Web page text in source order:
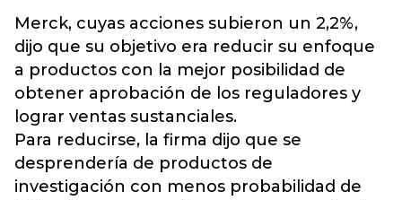
Merck, cuyas acciones subieron un 2,2%,
dijo que su objetivo era reducir su enfoque
a productos con la mejor posibilidad de
obtener aprobación de los reguladores y
lograr ventas sustanciales.
Para reducirse, la firma dijo que se
desprendería de productos de
investigación con menos probabilidad de